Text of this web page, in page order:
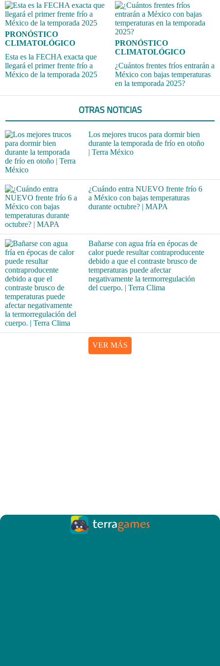
PRONÓSTICO
CLIMATOLÓGICO
Esta es la FECHA exacta que
llegará el primer frente frío a
México de la temporada 2025
PRONÓSTICO
CLIMATOLÓGICO
¿Cuántos frentes fríos entrarán a
México con bajas temperaturas
en la temporada 2025?
OTRAS NOTICIAS
Los mejores trucos para dormir bien
durante la temporada de frío en otoño
| Terra México
¿Cuándo entra NUEVO frente frío 6
a México con bajas temperaturas
durante octubre? | MAPA
Bañarse con agua fría en épocas de
calor puede resultar contraproducente
debido a que el contraste brusco de
temperaturas puede afectar
negativamente la termorregulación
del cuerpo. | Terra Clima
VER MÁS